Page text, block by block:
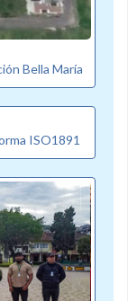
Bella María
ISO1891